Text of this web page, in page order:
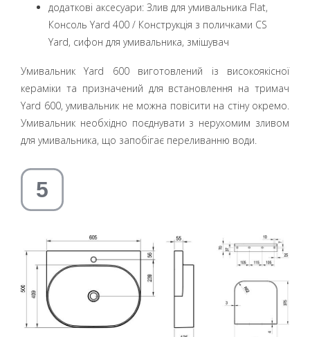
додаткові аксесуари: Злив для умивальника Flat,
Консоль Yard 400 / Конструкція з поличками CS
Yard, сифон для умивальника, змішувач
Умивальник Yard 600 виготовлений із високоякісної
кераміки та призначений для встановлення на тримач
Yard 600, умивальник не можна повісити на стіну окремо.
Умивальник необхідно поєднувати з нерухомим зливом
для умивальника, що запобігає переливанню води.